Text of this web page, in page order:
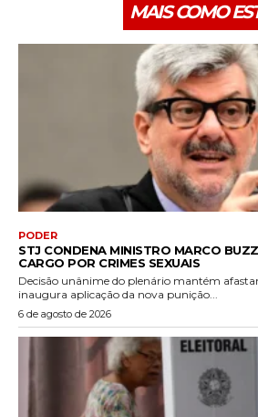
MAIS COMO
PODER
STJ CONDENA MINISTRO MARCO
CARGO POR CRIMES SEXUAIS
Decisão unânime do plenário mantém
inaugura aplicação da nova punição...
6 de agosto de 2026